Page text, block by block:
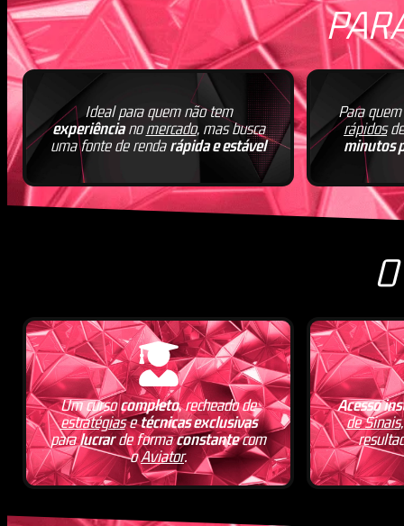
Ideal para quem não tem
experiêncianomercado, mas busca
uma fonte de rendarápida e estável
Para
rápidos
minutos
Um cursocompleto, recheado de
estratégiasetécnicas exclusivas
paralucrarde formaconstantecom
oAviator.
Acesso
de Sinais